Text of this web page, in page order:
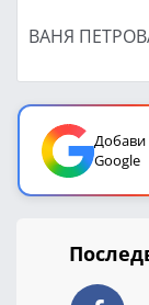
ВАНЯ
Добави
Google